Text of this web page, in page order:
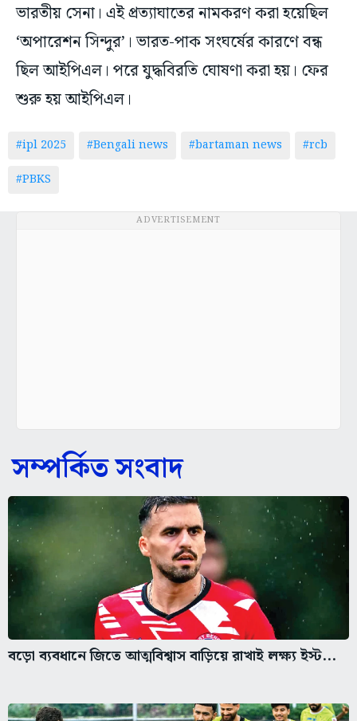
ভারতীয় সেনা। এই প্রত্যাঘাতের নামকরণ করা হয়েছিল
‘অপারেশন সিন্দুর’। ভারত-পাক সংঘর্ষের কারণে বন্ধ
ছিল আইপিএল। পরে যুদ্ধবিরতি ঘোষণা করা হয়। ফের
শুরু হয় আইপিএল।
#ipl 2025 #Bengali news #bartaman news
#rcb
#PBKS
ADVERTISEMENT
সম্পর্কিত সংবাদ
বড়ো ব্যবধানে জিতে আত্মবিশ্বাস বাড়িয়ে রাখাই লক্ষ্য ইস্ট...